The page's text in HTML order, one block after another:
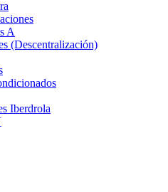
A
(Descentralización)
Iberdrola